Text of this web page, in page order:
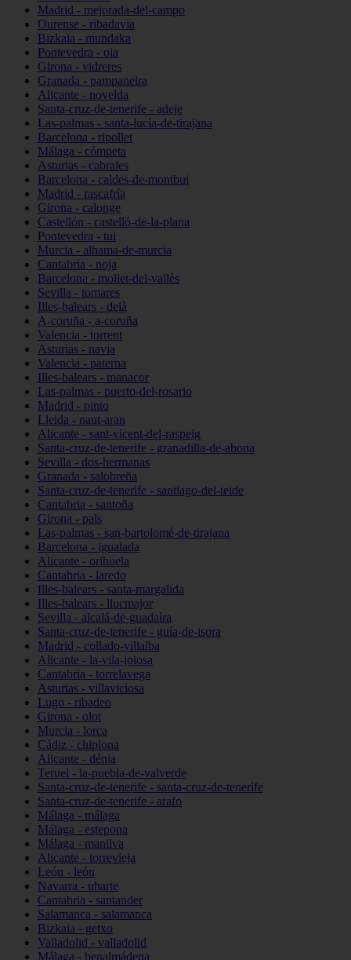
Madrid - mejorada-del-campo
Ourense - ribadavia
Bizkaia - mundaka
Pontevedra - oia
Girona - vidreres
Granada - pampaneira
Alicante - novelda
Santa-cruz-de-tenerife - adeje
Las-palmas - santa-lucía-de-tirajana
Barcelona - ripollet
Málaga - cómpeta
Asturias - cabrales
Barcelona - caldes-de-montbui
Madrid - rascafría
Girona - calonge
Castellón - castelló-de-la-plana
Pontevedra - tui
Murcia - alhama-de-murcia
Cantabria - noja
Barcelona - mollet-del-vallès
Sevilla - tomares
Illes-balears - deià
A-coruña - a-coruña
Valencia - torrent
Asturias - navia
Valencia - paterna
Illes-balears - manacor
Las-palmas - puerto-del-rosario
Madrid - pinto
Lleida - naut-aran
Alicante - sant-vicent-del-raspeig
Santa-cruz-de-tenerife - granadilla-de-abona
Sevilla - dos-hermanas
Granada - salobreña
Santa-cruz-de-tenerife - santiago-del-teide
Cantabria - santoña
Girona - pals
Las-palmas - san-bartolomé-de-tirajana
Barcelona - igualada
Alicante - orihuela
Cantabria - laredo
Illes-balears - santa-margalida
Illes-balears - llucmajor
Sevilla - alcalá-de-guadaíra
Santa-cruz-de-tenerife - guía-de-isora
Madrid - collado-villalba
Alicante - la-vila-joiosa
Cantabria - torrelavega
Asturias - villaviciosa
Lugo - ribadeo
Girona - olot
Murcia - lorca
Cádiz - chipiona
Alicante - dénia
Teruel - la-puebla-de-valverde
Santa-cruz-de-tenerife - santa-cruz-de-tenerife
Santa-cruz-de-tenerife - arafo
Málaga - málaga
Málaga - estepona
Málaga - manilva
Alicante - torrevieja
León - león
Navarra - uharte
Cantabria - santander
Salamanca - salamanca
Bizkaia - getxo
Valladolid - valladolid
Málaga - benalmádena